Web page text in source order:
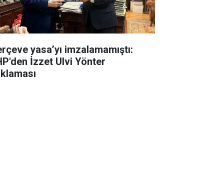
yasa’yı imzalamamıştı:
İzzet Ulvi Yönter